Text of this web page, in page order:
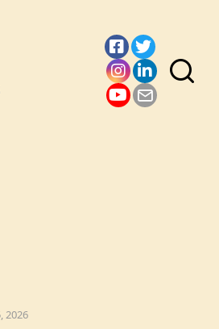
Facebook
Twitter
Instagram
LinkedIn